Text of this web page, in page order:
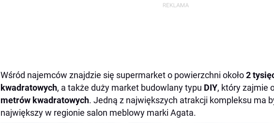
Wśród najemców znajdzie się supermarket o powierzchni około2
kwadratowych, a także duży market budowlany typu DIY, który zajmie
metrów kwadratowych. Jedną z największych atrakcji kompleksu ma
największy w regionie salon meblowy marki Agata.